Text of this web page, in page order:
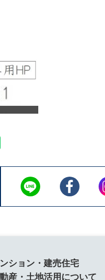
ション・建売住宅
産・土地活用について